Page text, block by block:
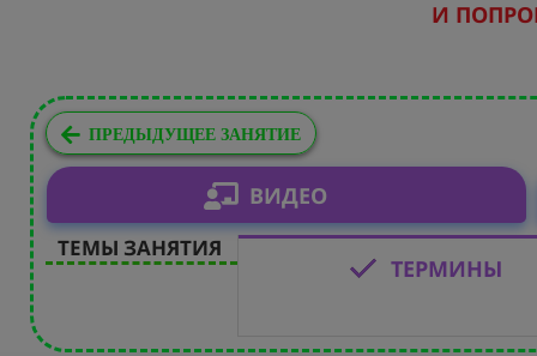
И
ПРЕДЫДУЩЕЕ ЗАНЯТИЕ
ВИДЕО
ТЕМЫ ЗАНЯТИЯ
ТЕРМИНЫ